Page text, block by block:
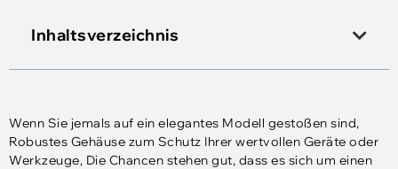
Inhaltsverzeichnis
Wenn Sie jemals auf ein elegantes Modell gestoßen sind,
Robustes Gehäuse zum Schutz Ihrer wertvollen Geräte oder
Werkzeuge, Die Chancen stehen gut, dass es sich um einen